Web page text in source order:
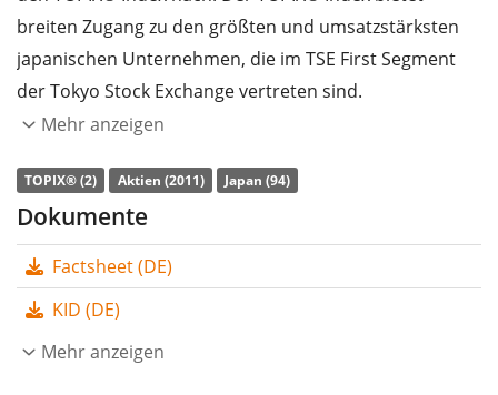
breiten Zugang zu den größten und umsatzstärksten
japanischen Unternehmen, die im TSE First Segment
der Tokyo Stock Exchange vertreten sind.
(Gesamtkostenquote) des ETF liegt bei
p.a.. Der ETF bildet die Wertentwicklung des Index
durch
vollständige Replikation
werden an die Anleger
Der Amundi Japan TOPIX II UCITS ETF EUR Dist ist ein
sehr kleiner ETF mit
Mehr anzeigen
TOPIX® (2) Aktien (2011) Japan (94)
Dokumente
Factsheet (DE)
KID (DE)
Mehr anzeigen